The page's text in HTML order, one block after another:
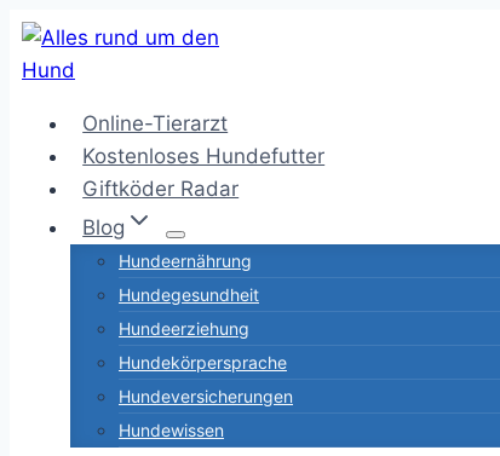
Zum
Inhalt
Online-Tierarzt
Kostenloses Hundefutter
Giftköder Radar
Blog
Hundeernährung
Hundegesundheit
Hundeerziehung
Hundekörpersprache
Hundeversicherungen
Hundewissen